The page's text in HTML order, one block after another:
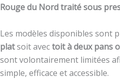
Rouge du Nord traité sous
Les modèles disponibles sont
platsoit avectoit à deux pans
sont volontairement limitées
simple, efficace et accessible.